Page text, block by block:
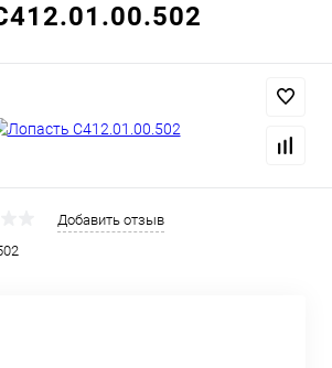
Добавить отзыв